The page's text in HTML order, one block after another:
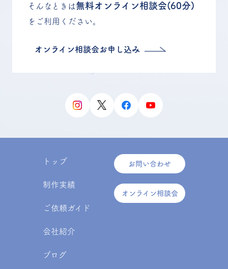
そんなときは無料オンライン相談会(60分)
をご利用ください。
オンライン相談会お申し込み
トップ
制作実績
ご依頼ガイド
会社紹介
ブログ
お問い合わせ
オンライン相談会